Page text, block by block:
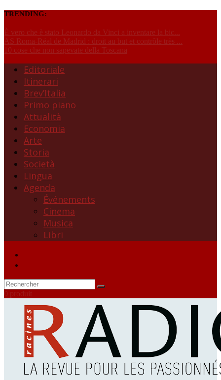
TRENDING:
È vero che è stato Leonardo da Vinci a inventare la bic...
AS Roma-Réal de Madrid : droit au but et contrôle très ...
10 cose che non sapevate della Toscana
Editoriale
Itinerari
Brev’Italia
Primo piano
Attualità
Economia
Arte
Storia
Società
Lingua
Agenda
Événements
Cinema
Musica
Libri
0 produit